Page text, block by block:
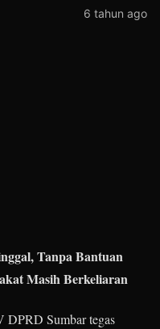
6 tahun ago
Tanpa Bantuan
Masih Berkeliaran
DPRD Sumbar tegas